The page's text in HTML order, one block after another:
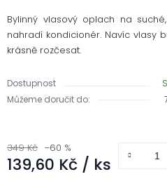
Bylinný vlasový oplach na
nahradí kondicionér. Navíc vlasy
krásně rozčesat.
Dostupnost
Můžeme doručit do:
349 Kč –60 %
139,60 Kč / ks